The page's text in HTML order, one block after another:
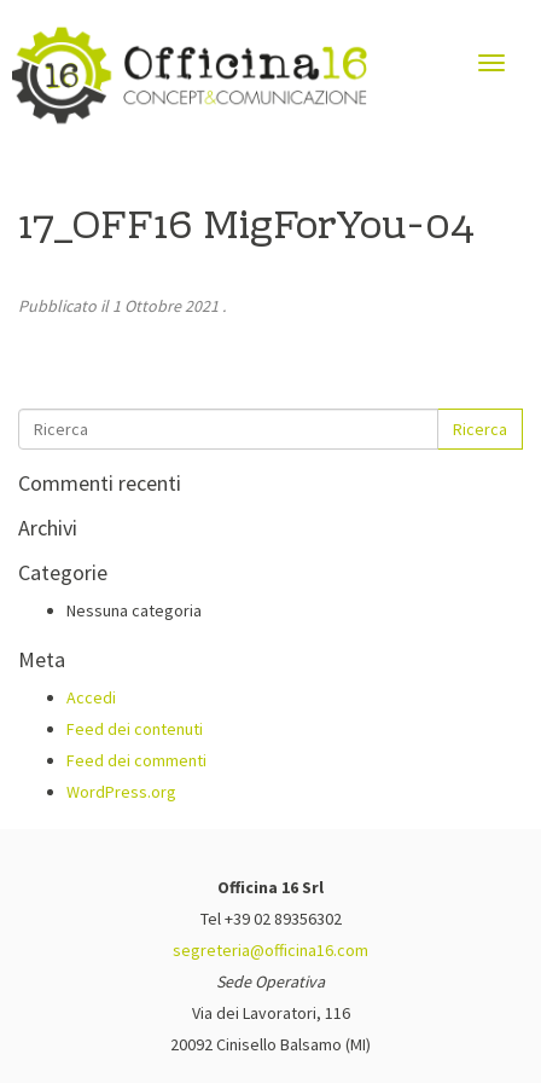
17_OFF16 MigForYou-04
Pubblicato il1 Ottobre 2021 .
Ricerca
Commenti recenti
Archivi
Categorie
Nessuna categoria
Meta
Accedi
Feed dei contenuti
Feed dei commenti
WordPress.org
Officina 16 Srl
Tel +39 02 89356302
segreteria@officina16.com
Sede Operativa
Via dei Lavoratori, 116
20092 Cinisello Balsamo (MI)